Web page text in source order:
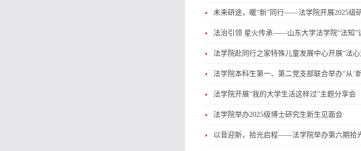
未来研途，暖“新”同行——法学院开展2025级
法治引领 星火传承——山东大学法学院“法知”
法学院赴同行之家特殊儿童发展中心开展“法
法学院本科生第一、第二党支部联合举办“从‘
法学院开展“我的大学生活这样过”主题分享会
法学院举办2025级博士研究生新生见面会
以音迎新，拾光启程——法学院举办第六期拾